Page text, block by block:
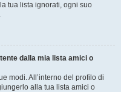
tua lista ignorati, ogni suo
dalla mia lista amici o
modi. All’interno del profilo di
alla tua lista amici o